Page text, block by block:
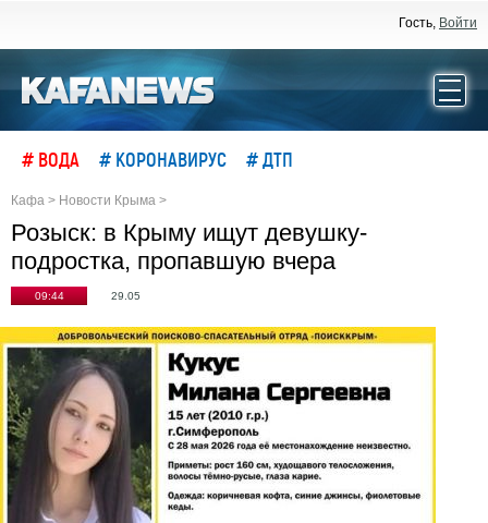
Гость, Войти
# ВОДА # КОРОНАВИРУС # ДТП
Кафа > Новости Крыма >
Розыск: в Крыму ищут девушку-
подростка, пропавшую вчера
09:44 29.05